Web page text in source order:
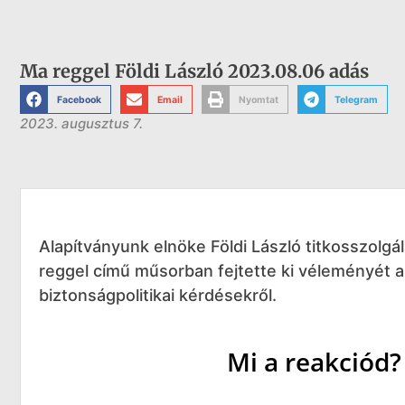
Ma reggel Földi László 2023.08.06 adás
Facebook Email Nyomtat Telegram
2023. augusztus 7.
Alapítványunk elnöke Földi László
reggel című műsorban fejtette ki véleményét
biztonságpolitikai kérdésekről.
Mi a reakciód?